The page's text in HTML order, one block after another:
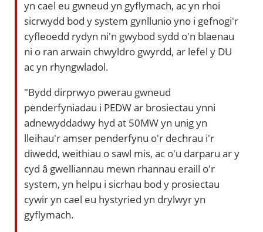
yn cael eu gwneud yn gyflymach, ac yn rhoi
sicrwydd bod y system gynllunio yno i gefnogi'r
cyfleoedd rydyn ni'n gwybod sydd o'n blaenau
ni o ran arwain chwyldro gwyrdd, ar lefel y DU
ac yn rhyngwladol.
"Bydd dirprwyo pwerau gwneud
penderfyniadau i PEDW ar brosiectau ynni
adnewyddadwy hyd at 50MW yn unig yn
lleihau'r amser penderfynu o'r dechrau i'r
diwedd, weithiau o sawl mis, ac o'u darparu ar y
cyd â gwelliannau mewn rhannau eraill o'r
system, yn helpu i sicrhau bod y prosiectau
cywir yn cael eu hystyried yn drylwyr yn
gyflymach.